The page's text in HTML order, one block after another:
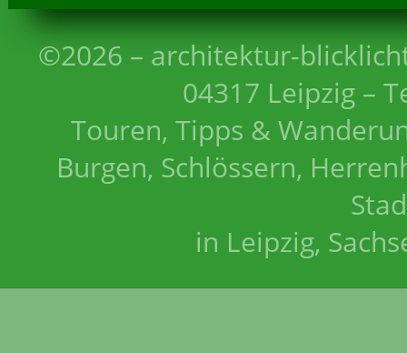
©2026 – architektur-
04317 Leipzig –
Touren, Tipps &
Burgen, Schlössern,
in Leipzig,